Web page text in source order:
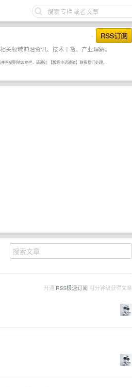
• RSS订阅
领域前沿资讯、技术干货、产业理解。
希望删除该专栏，请通过 【版权申诉通道】 联系我们处理。
开通 RSS极速订阅 可分钟级获得文章